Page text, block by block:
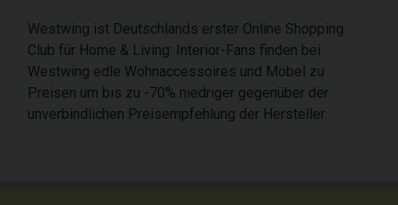
Westwing ist Deutschlands erster Online Shopping
Club für Home & Living: Interior-Fans finden bei
Westwing edle Wohnaccessoires und Möbel zu
Preisen um bis zu -70% niedriger gegenüber der
unverbindlichen Preisempfehlung der Hersteller.